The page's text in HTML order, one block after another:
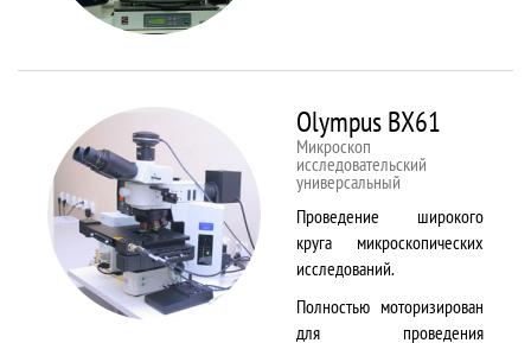
Olympus BX61
Микроскоп
исследовательский
универсальный
Проведение широкого
круга микроскопических
исследований.
Полностью моторизирован
для проведения